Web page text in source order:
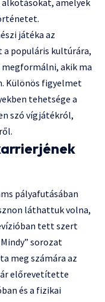
játéka az
a populáris kultúrára,
akik ma
Különös figyelmet
tehetsége a
szó vígjátékról,
pályafutásában
láthattuk volna,
tett szert
sorozat
meg számára az
előrevetítette
és a fizikai